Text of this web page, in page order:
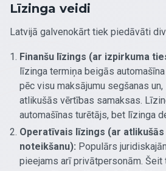
Līzinga veidi
Latvijā galvenokārt tiek piedāvāti
Finanšu līzings (ar izpirkuma
līzinga termiņa beigās
pēc visu maksājumu segšanas
atlikušās vērtības samaksas.
automašīnas turētājs, bet līzinga
Operatīvais līzings (ar
noteikšanu): Populārs
pieejams arī privātpersonām. Šeit